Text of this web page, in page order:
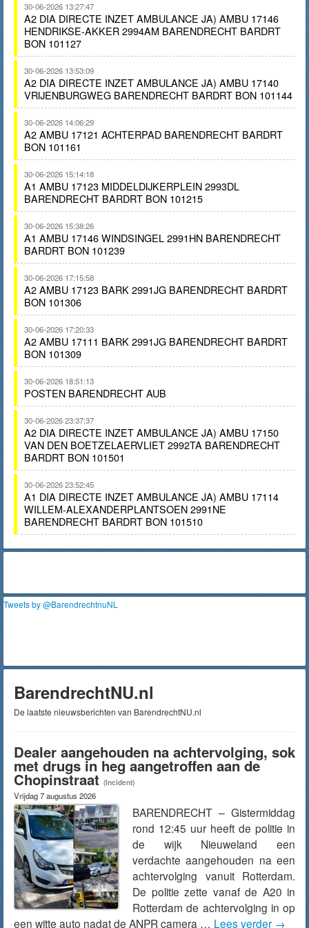
30-06-2026 13:27:47
A2 DIA DIRECTE INZET AMBULANCE JA) AMBU 17146
HENDRIKSE-AKKER 2994AM BARENDRECHT BARDRT
BON 101127
30-06-2026 13:53:09
A2 DIA DIRECTE INZET AMBULANCE JA) AMBU 17140
VRIJENBURGWEG BARENDRECHT BARDRT BON 101144
30-06-2026 14:06:29
A2 AMBU 17121 ACHTERPAD BARENDRECHT BARDRT
BON 101161
30-06-2026 15:14:18
A1 AMBU 17123 MIDDELDIJKERPLEIN 2993DL
BARENDRECHT BARDRT BON 101215
30-06-2026 15:38:26
A1 AMBU 17146 WINDSINGEL 2991HN BARENDRECHT
BARDRT BON 101239
30-06-2026 17:15:58
A2 AMBU 17123 BARK 2991JG BARENDRECHT BARDRT
BON 101306
30-06-2026 17:20:33
A2 AMBU 17111 BARK 2991JG BARENDRECHT BARDRT
BON 101309
30-06-2026 18:51:13
POSTEN BARENDRECHT AUB
30-06-2026 23:37:37
A2 DIA DIRECTE INZET AMBULANCE JA) AMBU 17150
VAN DEN BOETZELAERVLIET 2992TA BARENDRECHT
BARDRT BON 101501
30-06-2026 23:52:45
A1 DIA DIRECTE INZET AMBULANCE JA) AMBU 17114
WILLEM-ALEXANDERPLANTSOEN 2991NE
BARENDRECHT BARDRT BON 101510
Tweets by @BarendrechtnuNL
BarendrechtNU.nl
De laatste nieuwsberichten van BarendrechtNU.nl
Dealer aangehouden na achtervolging, sok
met drugs in heg aangetroffen aan de
Chopinstraat (Incident)
Vrijdag 7 augustus 2026
BARENDRECHT – Gistermiddag
rond 12:45 uur heeft de politie in
de wijk Nieuweland een
verdachte aangehouden na een
achtervolging vanuit Rotterdam.
De politie zette vanaf de A20 in
Rotterdam de achtervolging in op
een witte auto nadat de ANPR camera … Lees verder →